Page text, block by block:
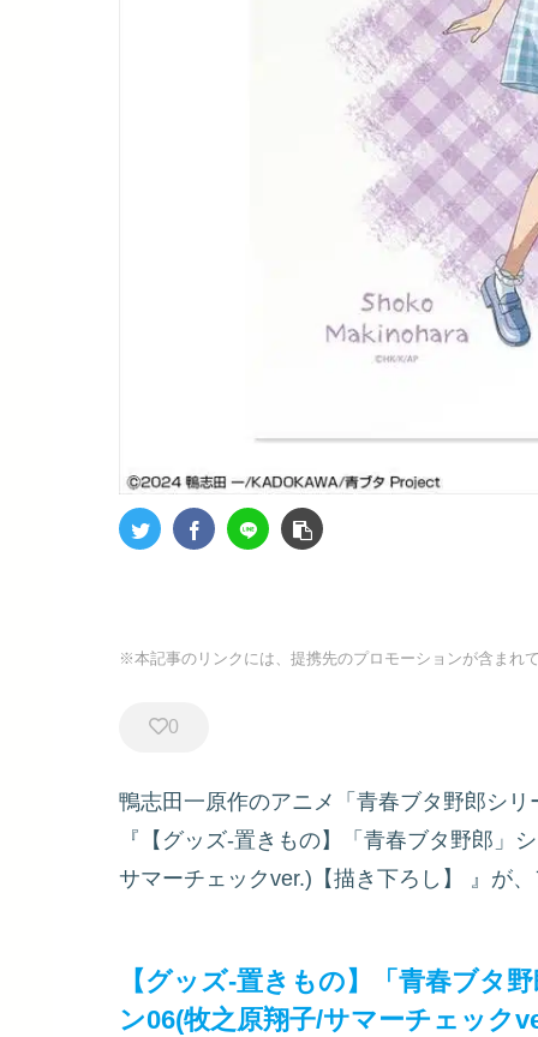
※本記事のリンクには、提携先のプロモーションが含まれ
0
鴨志田一原作のアニメ「青春ブタ野郎シ
『【グッズ-置きもの】「青春ブタ野郎」
サマーチェックver.)【描き下ろし】
』が
【グッズ-置きもの】「青春ブタ
ン06(牧之原翔子/サマーチェック